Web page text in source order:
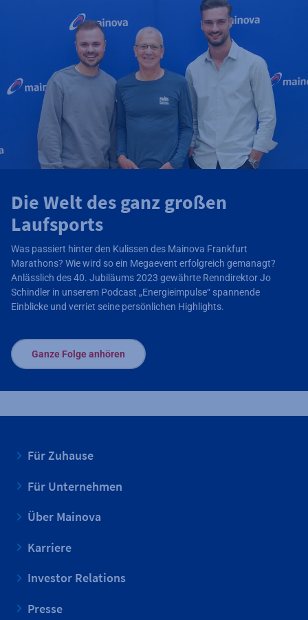
Die Welt des ganz großen
Laufsports
Was passiert hinter den Kulissen des Mainova Frankfurt
Marathons? Wie wird so ein Megaevent erfolgreich gemanagt?
Anlässlich des 40. Jubiläums 2023 gewährte Renndirektor Jo
Schindler in unserem Podcast „Energieimpulse“ spannende
Einblicke und verriet seine persönlichen Highlights.
Ganze Folge anhören
Für Zuhause
Für Unternehmen
Über Mainova
Karriere
Investor Relations
Presse